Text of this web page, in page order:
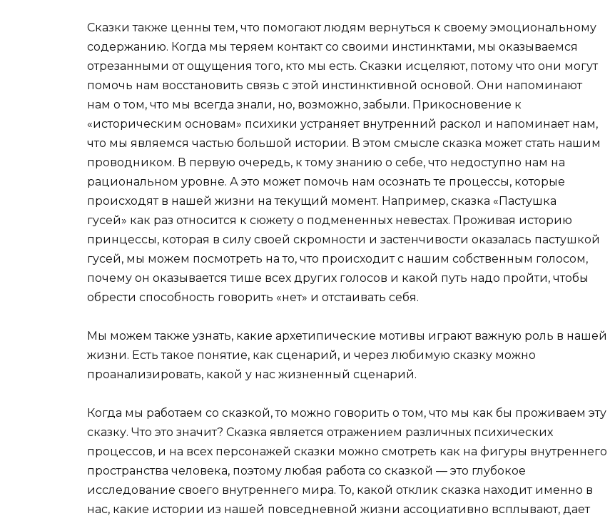
Сказки также ценны тем, что помогают людям вернуться к своему эмоциональному
содержанию. Когда мы теряем контакт со своими инстинктами, мы оказываемся
отрезанными от ощущения того, кто мы есть. Сказки исцеляют, потому что они могут
помочь нам восстановить связь с этой инстинктивной основой. Они напоминают
нам о том, что мы всегда знали, но, возможно, забыли. Прикосновение к
«историческим основам» психики устраняет внутренний раскол и напоминает нам,
что мы являемся частью большой истории. В этом смысле сказка может стать нашим
проводником. В первую очередь, к тому знанию о себе, что недоступно нам на
рациональном уровне. А это может помочь нам осознать те процессы, которые
происходят в нашей жизни на текущий момент. Например, сказка «Пастушка
гусей» как раз относится к сюжету о подмененных невестах. Проживая историю
принцессы, которая в силу своей скромности и застенчивости оказалась пастушкой
гусей, мы можем посмотреть на то, что происходит с нашим собственным голосом,
почему он оказывается тише всех других голосов и какой путь надо пройти, чтобы
обрести способность говорить «нет» и отстаивать себя.
Мы можем также узнать, какие архетипические мотивы играют важную роль в нашей
жизни. Есть такое понятие, как сценарий, и через любимую сказку можно
проанализировать, какой у нас жизненный сценарий.
Когда мы работаем со сказкой, то можно говорить о том, что мы как бы проживаем эту
сказку. Что это значит? Сказка является отражением различных психических
процессов, и на всех персонажей сказки можно смотреть как на фигуры внутреннего
пространства человека, поэтому любая работа со сказкой — это глубокое
исследование своего внутреннего мира. То, какой отклик сказка находит именно в
нас, какие истории из нашей повседневной жизни ассоциативно всплывают, дает